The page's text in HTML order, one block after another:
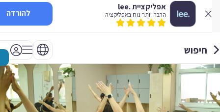
אפליקציית .lee
הרבה יותר נוח באפליקציה להורדה
חיפוש